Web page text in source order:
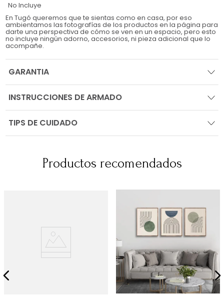
No Incluye
En Tugó queremos que te sientas como en casa, por eso
ambientamos las fotografías de los productos en la página para
darte una perspectiva de cómo se ven en un espacio, pero esto
no incluye ningún adorno, accesorios, ni pieza adicional que lo
acompañe.
GARANTIA
INSTRUCCIONES DE ARMADO
TIPS DE CUIDADO
Productos recomendados